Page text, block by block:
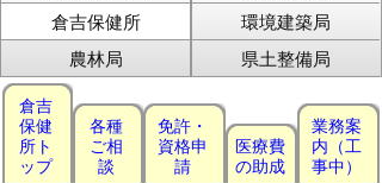
倉吉保健所
環境建築局
農林局
県土整備局
倉吉
保健
所ト
ップ
各種
ご相
談
免許・
資格申
請
医療費
の助成
業務案
内（工
事中）